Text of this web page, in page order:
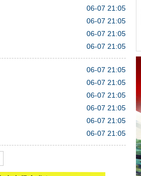
06-07 21:05
06-07 21:05
06-07 21:05
06-07 21:05
06-07 21:05
06-07 21:05
06-07 21:05
06-07 21:05
06-07 21:05
06-07 21:05